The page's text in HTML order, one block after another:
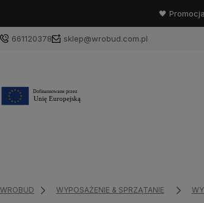
🖤
661120378 sklep@wrobud.com.pl
WROBUD WYPOSAŻENIE & SPRZĄTANIE